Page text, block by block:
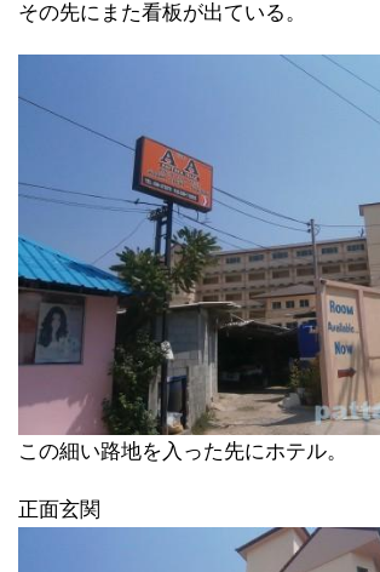
その先にまた看板が出ている。
この細い路地を入った先にホテル。
正面玄関